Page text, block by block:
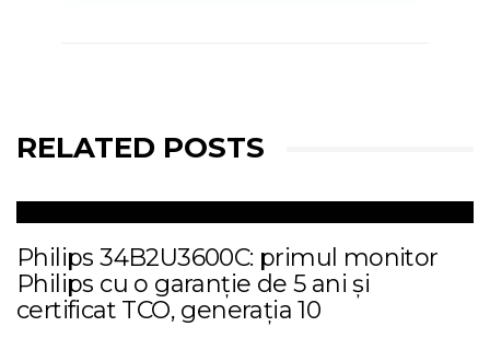
RELATED POSTS
Philips 34B2U3600C: primul monitor
Philips cu o garanție de 5 ani și
certificat TCO, generația 10